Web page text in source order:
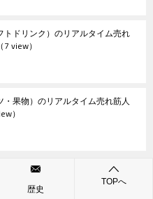
トドリンク）のリアルタイム売れ
（7 view）
・果物）のリアルタイム売れ筋人
）
歴史
TOPへ